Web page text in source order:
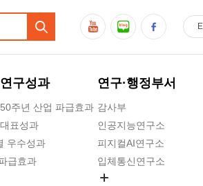
구성과
주년 산업 파급효과
표성과
우수성과
급효과
연구·행정부서
감사부
인공지능연구소
피지컬AI연구소
입체통신연구소